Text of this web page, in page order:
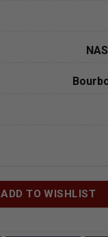
ADD TO WISHLIST